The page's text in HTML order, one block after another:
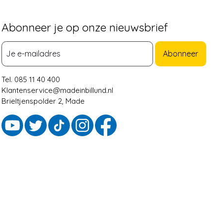
Abonneer je op onze nieuwsbrief
Abonneer
Tel. 085 11 40 400
Klantenservice@madeinbillund.nl
Brieltjenspolder 2, Made